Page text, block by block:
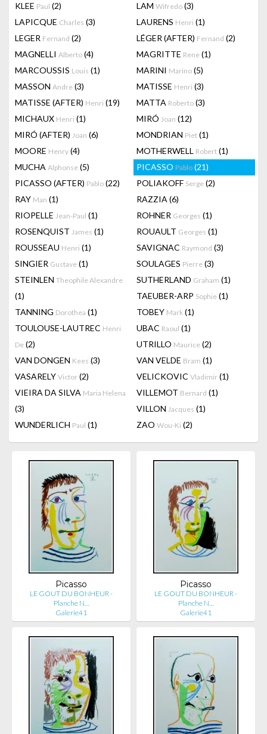
KLEE Paul (2) LAM Wifredo (3)
LAPICQUE Charles (3) LAURENS Henri (1)
LEGER Fernand (2) LÉGER (AFTER) Fernand (2)
MAGNELLI Alberto (4) MAGRITTE Rene (1)
MARCOUSSIS Louis (1) MARINI Marino (5)
MASSON Andre (3) MATISSE Henri (3)
MATISSE (AFTER) Henri (19) MATTA Roberto (3)
MICHAUX Henri (1) MIRÓ Joan (12)
MIRÓ (AFTER) Joan (6) MONDRIAN Piet (1)
MOORE Henry (4) MOTHERWELL Robert (1)
MUCHA Alphonse (5) PICASSO Pablo (21)
PICASSO (AFTER) Pablo (22) POLIAKOFF Serge (2)
RAY Man (1) RAZZIA (6)
RIOPELLE Jean-Paul (1) ROHNER Georges (1)
ROSENQUIST James (1) ROUAULT Georges (1)
ROUSSEAU Henri (1) SAVIGNAC Raymond (3)
SINGIER Gustave (1) SOULAGES Pierre (3)
STEINLEN Theophile Alexandre
(1)
SUTHERLAND Graham (1)
TAEUBER-ARP Sophie (1)
TANNING Dorothea (1) TOBEY Mark (1)
TOULOUSE-LAUTREC Henri
De (2)
UBAC Raoul (1)
UTRILLO Maurice (2)
VAN DONGEN Kees (3) VAN VELDE Bram (1)
VASARELY Victor (2) VELICKOVIC Vladimir (1)
VIEIRA DA SILVA Maria Helena
(3)
VILLEMOT Bernard (1)
VILLON Jacques (1)
WUNDERLICH Paul (1) ZAO Wou-Ki (2)
Picasso
LE GOUT DU BONHEUR -
Planche N…
Galerie41
Picasso
LE GOUT DU BONHEUR -
Planche N…
Galerie41